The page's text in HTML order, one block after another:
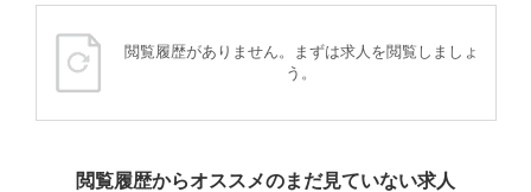
閲覧履歴がありません。まずは求人を閲覧しましょ
う。
閲覧履歴からオススメのまだ見ていない求人